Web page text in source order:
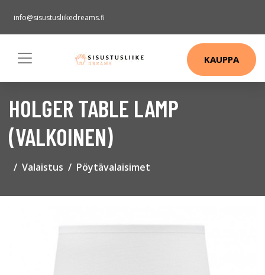
info@sisustusliikedreams.fi
KAUPPA
HOLGER TABLE LAMP
(VALKOINEN)
Valaistus Pöytävalaisimet